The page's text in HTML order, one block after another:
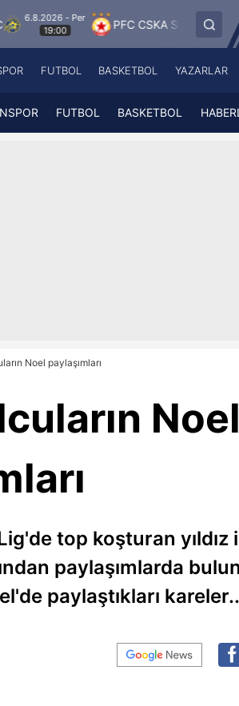
PFC CSKA Sofia FK Jablonec
Fenerbahçe
Galatasaray
A Spor
ATV
FUTBOL BASKETBOL YAZARLAR
FUTBOL BASKETBOL
Noel paylaşımları
Noel
top koşturan yıldız
paylaşımlarda
paylaştıkları